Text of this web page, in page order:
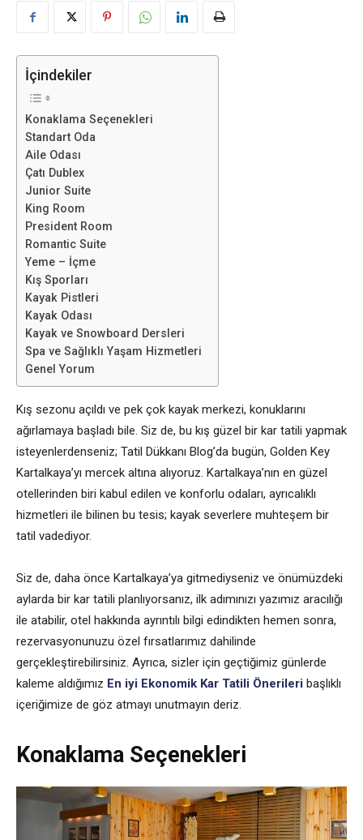
İçindekiler
Konaklama Seçenekleri
Standart Oda
Aile Odası
Çatı Dublex
Junior Suite
King Room
President Room
Romantic Suite
Yeme – İçme
Kış Sporları
Kayak Pistleri
Kayak Odası
Kayak ve Snowboard Dersleri
Spa ve Sağlıklı Yaşam Hizmetleri
Genel Yorum
Kış sezonu açıldı ve pek çok kayak merkezi, konuklarını
ağırlamaya başladı bile. Siz de, bu kış güzel bir kar tatili yapmak
isteyenlerdenseniz; Tatil Dükkanı Blog’da bugün, Golden Key
Kartalkaya’yı mercek altına alıyoruz. Kartalkaya’nın en güzel
otellerinden biri kabul edilen ve konforlu odaları, ayrıcalıklı
hizmetleri ile bilinen bu tesis; kayak severlere muhteşem bir
tatil vadediyor.
Siz de, daha önce Kartalkaya’ya gitmediyseniz ve önümüzdeki
aylarda bir kar tatili planlıyorsanız, ilk adımınızı yazımız aracılığı
ile atabilir, otel hakkında ayrıntılı bilgi edindikten hemen sonra,
rezervasyonunuzu özel fırsatlarımız dahilinde
gerçekleştirebilirsiniz. Ayrıca, sizler için geçtiğimiz günlerde
kaleme aldığımız En iyi Ekonomik Kar Tatili Önerileri başlıklı
içeriğimize de göz atmayı unutmayın deriz.
Konaklama Seçenekleri